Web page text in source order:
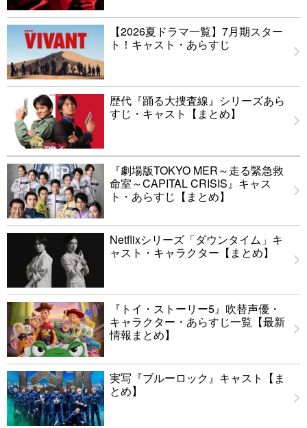
【2026夏ドラマ一覧】7月期スター
ト！キャスト・あらすじ
歴代『踊る大捜査線』シリーズあら
すじ・キャスト【まとめ】
『劇場版TOKYO MER～走る緊急救
命室～CAPITAL CRISIS』キャス
ト・あらすじ【まとめ】
Netflixシリーズ「ダウンタイム」キ
ャスト・キャラクター【まとめ】
『トイ・ストーリー5』吹替声優・
キャラクター・あらすじ一覧【最新
情報まとめ】
実写『ブルーロック』キャスト【ま
とめ】